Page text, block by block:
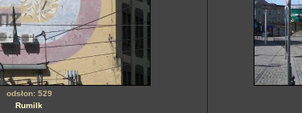
odsłon: 529
Rumilk